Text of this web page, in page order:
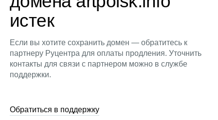
истек
Если вы хотите сохранить домен — обратитесь к
партнеру Руцентра для оплаты продления. Уточнить
контакты для связи с партнером можно в службе
поддержки.
Обратиться в поддержку